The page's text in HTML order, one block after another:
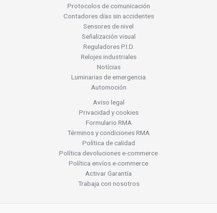
Protocolos de comunicación
Contadores días sin accidentes
Sensores de nivel
Señalización visual
Reguladores P.I.D.
Relojes industriales
Notícias
Luminarias de emergencia
Automoción
Aviso legal
Privacidad y cookies
Formulario RMA
Términos y condiciones RMA
Política de calidad
Política devoluciones e-commerce
Política envíos e-commerce
Activar Garantía
Trabaja con nosotros